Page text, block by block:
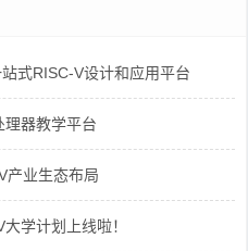
式RISC-V设计和应用平台
理器教学平台
产业生态布局
学计划上线啦！